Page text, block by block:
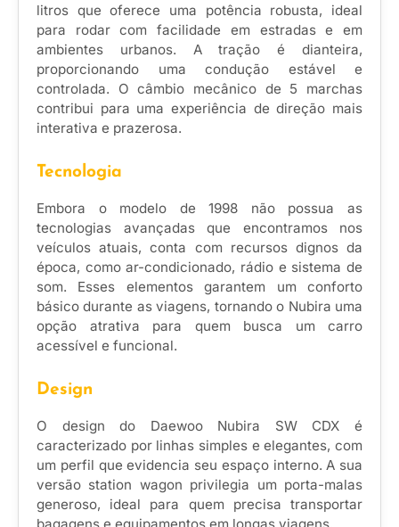
litros que oferece uma potência robusta, ideal
para rodar com facilidade em estradas e em
ambientes urbanos. A tração é dianteira,
proporcionando uma condução estável e
controlada. O câmbio mecânico de 5 marchas
contribui para uma experiência de direção mais
interativa e prazerosa.
Tecnologia
Embora o modelo de 1998 não possua as
tecnologias avançadas que encontramos nos
veículos atuais, conta com recursos dignos da
época, como ar-condicionado, rádio e sistema de
som. Esses elementos garantem um conforto
básico durante as viagens, tornando o Nubira uma
opção atrativa para quem busca um carro
acessível e funcional.
Design
O design do Daewoo Nubira SW CDX é
caracterizado por linhas simples e elegantes, com
um perfil que evidencia seu espaço interno. A sua
versão station wagon privilegia um porta-malas
generoso, ideal para quem precisa transportar